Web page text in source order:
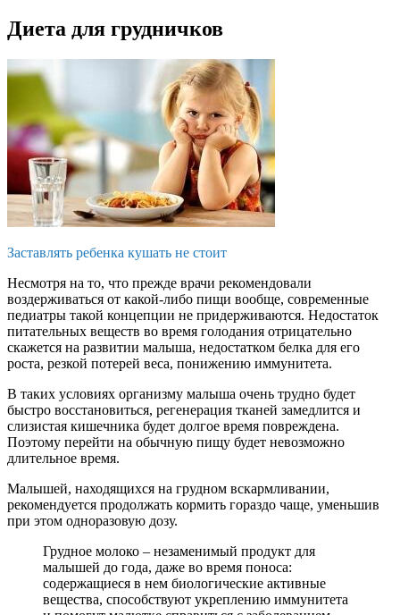
Диета для грудничков
Заставлять ребенка кушать не стоит
Несмотря на то, что прежде врачи рекомендовали
воздерживаться от какой-либо пищи вообще, современные
педиатры такой концепции не придерживаются. Недостаток
питательных веществ во время голодания отрицательно
скажется на развитии малыша, недостатком белка для его
роста, резкой потерей веса, понижению иммунитета.
В таких условиях организму малыша очень трудно будет
быстро восстановиться, регенерация тканей замедлится и
слизистая кишечника будет долгое время повреждена.
Поэтому перейти на обычную пищу будет невозможно
длительное время.
Малышей, находящихся на грудном вскармливании,
рекомендуется продолжать кормить гораздо чаще, уменьшив
при этом одноразовую дозу.
Грудное молоко – незаменимый продукт для
малышей до года, даже во время поноса:
содержащиеся в нем биологические активные
вещества, способствуют укреплению иммунитета